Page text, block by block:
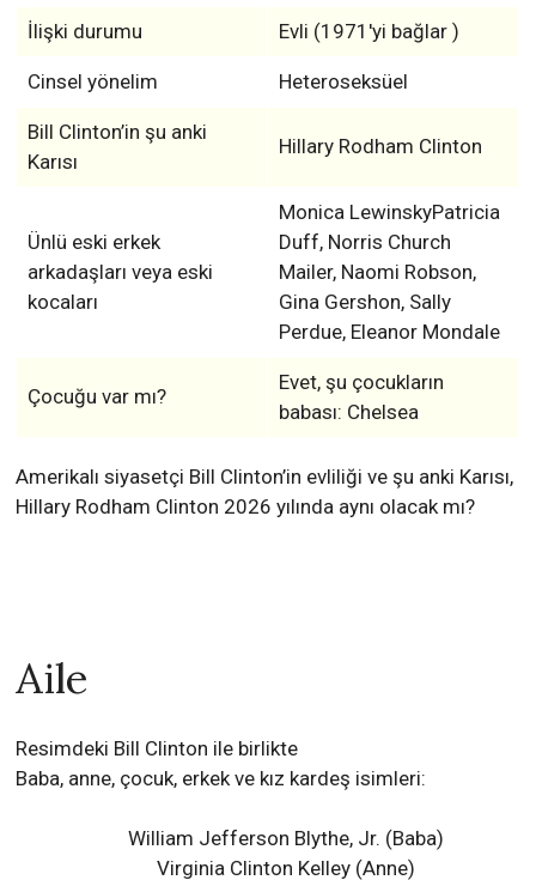
İlişki durumu Evli (1971'yi bağlar )
Cinsel yönelim Heteroseksüel
Bill Clinton’in şu anki
Karısı
Hillary Rodham Clinton
Ünlü eski erkek
arkadaşları veya eski
kocaları
Monica LewinskyPatricia
Duff, Norris Church
Mailer, Naomi Robson,
Gina Gershon, Sally
Perdue, Eleanor Mondale
Çocuğu var mı?
Evet, şu çocukların
babası: Chelsea
Amerikalı siyasetçi Bill Clinton’in evliliği ve şu anki Karısı,
Hillary Rodham Clinton 2026 yılında aynı olacak mı?
Aile
Resimdeki Bill Clinton ile birlikte
Baba, anne, çocuk, erkek ve kız kardeş isimleri:
William Jefferson Blythe, Jr. (Baba)
Virginia Clinton Kelley (Anne)